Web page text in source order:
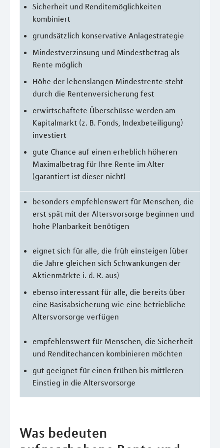
Sicherheit und Renditemöglichkeiten
kombiniert
grundsätzlich konservative Anlagestrategie
Mindestverzinsung und Mindestbetrag als
Rente möglich
Höhe der lebenslangen Mindestrente steht
durch die Rentenversicherung fest
erwirtschaftete Überschüsse werden am
Kapitalmarkt (z. B. Fonds, Indexbeteiligung)
investiert
gute Chance auf einen erheblich höheren
Maximalbetrag für Ihre Rente im Alter
(garantiert ist dieser nicht)
besonders empfehlenswert für Menschen, die
erst spät mit der Altersvorsorge beginnen und
hohe Planbarkeit benötigen
eignet sich für alle, die früh einsteigen (über
die Jahre gleichen sich Schwankungen der
Aktienmärkte i. d. R. aus)
ebenso interessant für alle, die bereits über
eine Basisabsicherung wie eine betriebliche
Altersvorsorge verfügen
empfehlenswert für Menschen, die Sicherheit
und Renditechancen kombinieren möchten
gut geeignet für einen frühen bis mittleren
Einstieg in die Altersvorsorge
Was bedeuten